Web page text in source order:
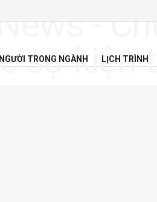
NGƯỜI TRONG NGÀNH LỊCH TRÌNH